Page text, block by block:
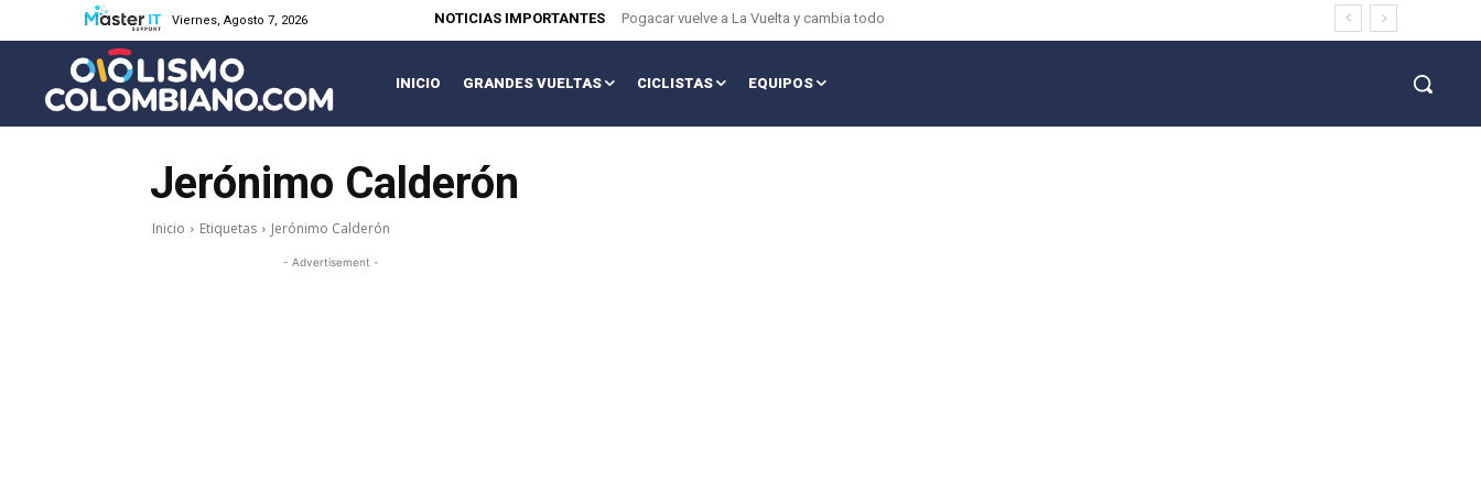
Viernes, Agosto 7, 2026 NOTICIAS IMPORTANTES Pogacar vuelve a La Vuelta y cambia todo
INICIO GRANDES VUELTAS CICLISTAS EQUIPOS
Jerónimo Calderón
Inicio Etiquetas Jerónimo Calderón
- Advertisement -